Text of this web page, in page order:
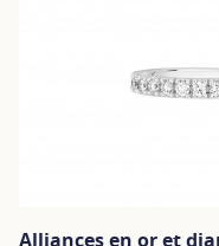
Alliances en or et